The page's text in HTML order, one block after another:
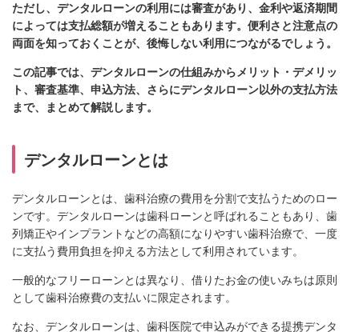
ただし、デンタルローンの利用には審査があり、金利や返済期間
によっては支払総額が増えることもあります。便利さと注意点の
両面を知っておくことが、後悔しない利用につながるでしょう。
この記事では、デンタルローンの仕組みからメリット・デメリッ
ト、審査基準、申込方法、さらにデンタルローン以外の支払方法
まで、まとめて解説します。
デンタルローンとは
デンタルローンとは、歯科治療の費用を分割で支払うためのロー
ンです。デンタルローンは歯科ローンと呼ばれることもあり、歯
列矯正やインプラントなどの高額になりやすい歯科治療で、一度
に支払う費用負担を抑える方法として利用されています。
一般的なフリーローンとは異なり、借りたお金の使いみちは原則
として歯科治療費の支払いに限定されます。
なお、デンタルローンは、歯科医院で申込みができる提携デンタ